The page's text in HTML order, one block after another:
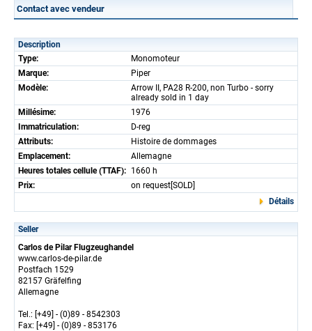
Contact avec vendeur
Description
Type:
Monomoteur
Marque:
Piper
Modèle:
Arrow II, PA28 R-200, non Turbo - sorry
already sold in 1 day
Millésime:
1976
Immatriculation:
D-reg
Attributs:
Histoire de dommages
Emplacement:
Allemagne
Heures totales cellule (TTAF): 1660 h
Prix:
on request[SOLD]
Détails
Seller
Carlos de Pilar Flugzeughandel
www.carlos-de-pilar.de
Postfach 1529
82157 Gräfelfing
Allemagne
Tel.: [+49] - (0)89 - 8542303
Fax: [+49] - (0)89 - 853176